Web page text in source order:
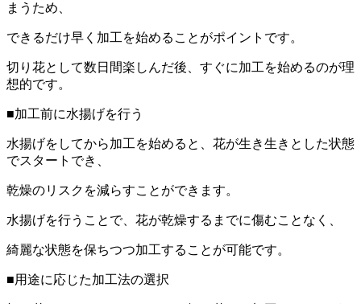
まうため、
できるだけ早く加工を始めることがポイントです。
切り花として数日間楽しんだ後、すぐに加工を始めるのが理
想的です。
■加工前に水揚げを行う
水揚げをしてから加工を始めると、花が生き生きとした状態
でスタートでき、
乾燥のリスクを減らすことができます。
水揚げを行うことで、花が乾燥するまでに傷むことなく、
綺麗な状態を保ちつつ加工することが可能です。
■用途に応じた加工法の選択